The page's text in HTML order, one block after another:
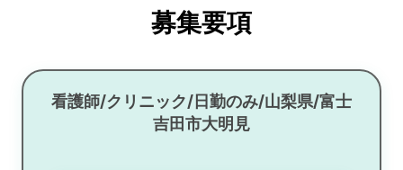
募集要項
看護師/クリニック/日勤のみ/山梨県/富士
吉田市大明見